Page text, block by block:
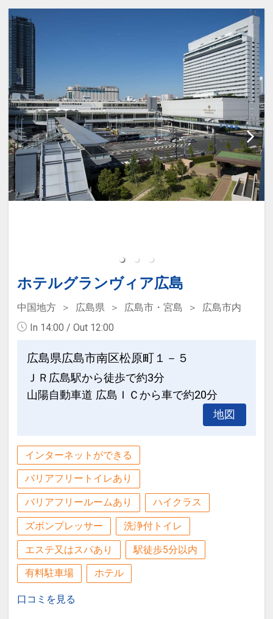
・ひろしま美術館（徒歩約2分）
・県庁（徒歩約2分）
・広島市民病院（徒歩約3分）
・縮景園（徒歩約20分）
・繁華街、本通り商店街（徒歩約5分）
・コンビニ セブンイレブン（徒歩約1
分）
・マツダスタジアム（路面電車＋徒歩で
約30分）
・お好み村・お好み共和国（徒歩約20
分）
・平和記念公園・原爆ドーム（徒歩約3
【駐車場料金改定のお知らせ】
・2024年12月31日まで 1泊：1300円
（地下駐車場90台・高さ制限1.5M 22：
00以降のご利用の場合はフロントまでご
連絡ください）
設定期間：2021年12月27日～2027年1
インターネットコース番号：DP-2-
200000005697
ご遠慮下さい
【ホテルまでのアクセス】
・広島バスセンターそば 徒歩3分
・広島電鉄 紙屋町西電停 目の前
【周辺スポット】
・世界遺産 宮島
・平和記念公園・原爆ドーム
【駐車場料金改定のお知らせ】
・2024年12月31日まで 1泊：1300円
設定期間：2021年12月27日～2027年1
月31日
インターネットコース番号：DP-2-
200000005696
ホテルグランヴィア広島
中国地方 広島県 広島市・宮島
広島市内
In 14:00 / Out 12:00
広島県広島市南区松原町１－５
ＪＲ広島駅から徒歩で約3分
山陽自動車道 広島ＩＣから車で約20分
地図
インターネットができる
バリアフリートイレあり
バリアフリールームあり ハイクラス
ズボンプレッサー 洗浄付トイレ
エステ又はスパあり 駅徒歩5分以内
有料駐車場 ホテル
口コミを見る